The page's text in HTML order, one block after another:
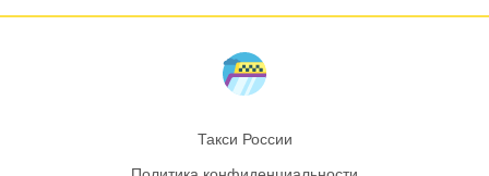
Такси России